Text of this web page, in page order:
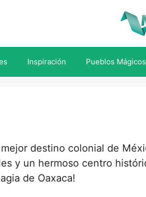
Inspiración Pueblos Mágicos
destino colonial de
y un hermoso centro
de Oaxaca!